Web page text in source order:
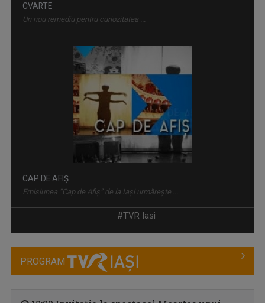
CVARTE
Un nou remediu pentru curiozitatea ...
CAP DE AFIȘ
Emisiunea “Cap de Afiş” de la Iaşi urmăreşte ...
#TVR Iasi
PROGRAM